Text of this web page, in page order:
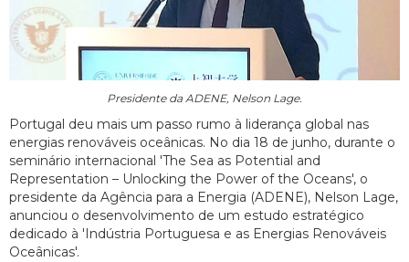
Presidente da ADENE, Nelson Lage.
Portugal deu mais um passo rumo à liderança global nas
energias renováveis oceânicas. No dia 18 de junho, durante o
seminário internacional 'The Sea as Potential and
Representation – Unlocking the Power of the Oceans', o
presidente da Agência para a Energia (ADENE), Nelson Lage,
anunciou o desenvolvimento de um estudo estratégico
dedicado à 'Indústria Portuguesa e as Energias Renováveis
Oceânicas'.